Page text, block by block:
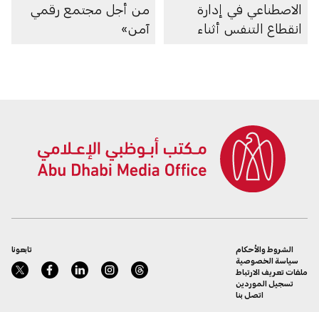
الاصطناعي في إدارة
انقطاع التنفس أثناء
من أجل مجتمع رقمي
آمن»
تابعونا
الشروط والأحكام
سياسة الخصوصية
ملفات تعريف الارتباط
تسجيل الموردين
اتصل بنا